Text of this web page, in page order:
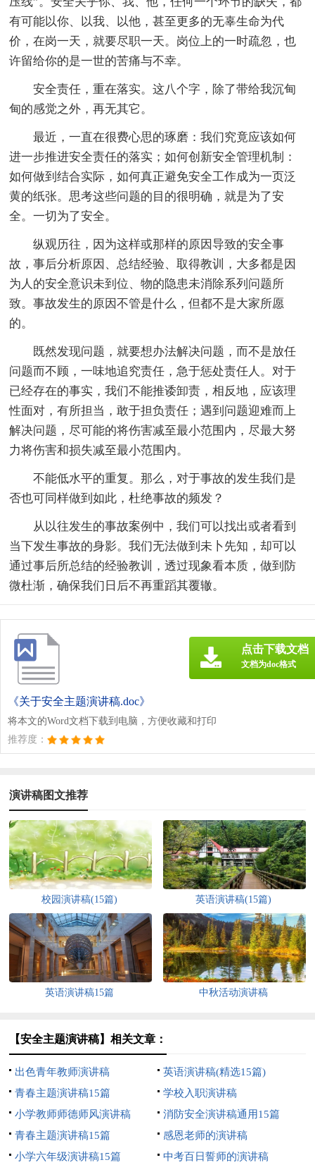
有可能以你、以我、以他，甚至更多的无辜生命为代
价，在岗一天，就要尽职一天。岗位上的一时疏忽，也
许留给你的是一世的苦痛与不幸。
安全责任，重在落实。这八个字，除了带给我沉甸
甸的感觉之外，再无其它。
最近，一直在很费心思的琢磨：我们究竟应该如何
进一步推进安全责任的落实；如何创新安全管理机制：
如何做到结合实际，如何真正避免安全工作成为一页泛
黄的纸张。思考这些问题的目的很明确，就是为了安
全。一切为了安全。
纵观历往，因为这样或那样的原因导致的安全事
故，事后分析原因、总结经验、取得教训，大多都是因
为人的安全意识未到位、物的隐患未消除系列问题所
致。事故发生的原因不管是什么，但都不是大家所愿
的。
既然发现问题，就要想办法解决问题，而不是放任
问题而不顾，一味地追究责任，急于惩处责任人。对于
已经存在的事实，我们不能推诿卸责，相反地，应该理
性面对，有所担当，敢于担负责任；遇到问题迎难而上
解决问题，尽可能的将伤害减至最小范围内，尽最大努
力将伤害和损失减至最小范围内。
不能低水平的重复。那么，对于事故的发生我们是
否也可同样做到如此，杜绝事故的频发？
从以往发生的事故案例中，我们可以找出或者看到
当下发生事故的身影。我们无法做到未卜先知，却可以
通过事后所总结的经验教训，透过现象看本质，做到防
微杜渐，确保我们日后不再重蹈其覆辙。
《关于安全主题演讲稿.doc》
将本文的Word文档下载到电脑，方便收藏和打印
推荐度：
点击下载文档
文档为doc格式
演讲稿图文推荐
校园演讲稿(15篇) 英语演讲稿(15篇)
英语演讲稿15篇 中秋活动演讲稿
【安全主题演讲稿】相关文章：
出色青年教师演讲稿
英语演讲稿(精选15篇)
青春主题演讲稿15篇
学校入职演讲稿
小学教师师德师风演讲稿
消防安全演讲稿通用15篇
青春主题演讲稿15篇
感恩老师的演讲稿
小学六年级演讲稿15篇
中考百日誓师的演讲稿